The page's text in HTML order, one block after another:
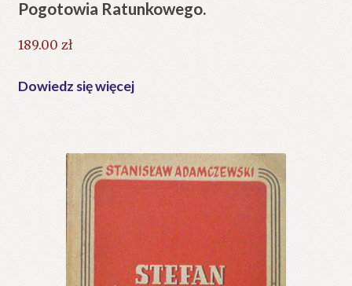
Pogotowia Ratunkowego.
189.00 zł
Dowiedz się więcej